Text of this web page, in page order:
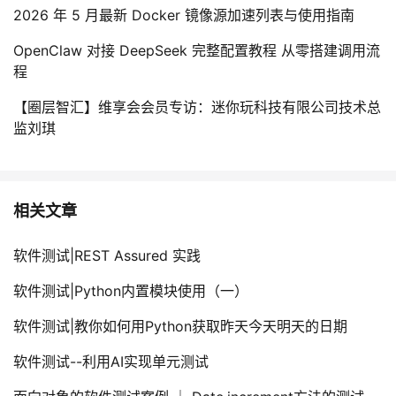
2026 年 5 月最新 Docker 镜像源加速列表与使用指南
OpenClaw 对接 DeepSeek 完整配置教程 从零搭建调用流
程
【圈层智汇】维享会会员专访：迷你玩科技有限公司技术总
监刘琪
相关文章
软件测试|REST Assured 实践
软件测试|Python内置模块使用（一）
软件测试|教你如何用Python获取昨天今天明天的日期
软件测试--利用AI实现单元测试